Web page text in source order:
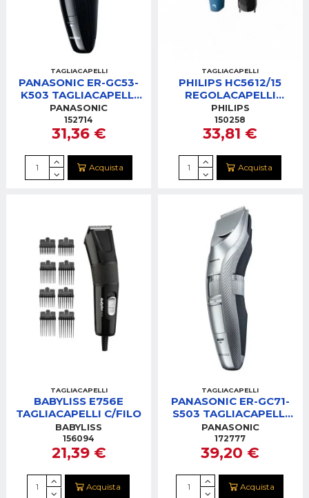
TAGLIACAPELLI
PANASONIC ER-GC53-
K503 TAGLIACAPELLI
LAVABILE
PANASONIC
152714
31,36 €
Acquista
TAGLIACAPELLI
PHILIPS HC5612/15
REGOLACAPELLI
RICARICABILE
PHILIPS
150258
33,81 €
Acquista
TAGLIACAPELLI
BABYLISS E756E
TAGLIACAPELLI C/FILO
BABYLISS
156094
21,39 €
Acquista
TAGLIACAPELLI
PANASONIC ER-GC71-
S503 TAGLIACAPELLI
DISPLAY LED
AUTONOMIA 40
MINUTI
PANASONIC
172777
39,20 €
Acquista